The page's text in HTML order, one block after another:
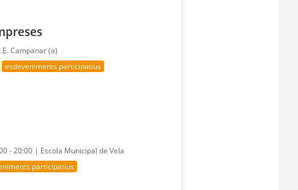
Campanar (a)
esdeveniments participatius
- 20:00 | Escola Municipal de Vela
participatius